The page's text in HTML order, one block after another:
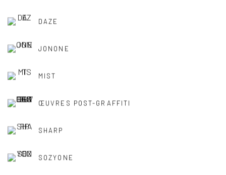
DAZE
JONONE
MIST
ŒUVRES POST-GRAFFITI
SHARP
SOZYONE